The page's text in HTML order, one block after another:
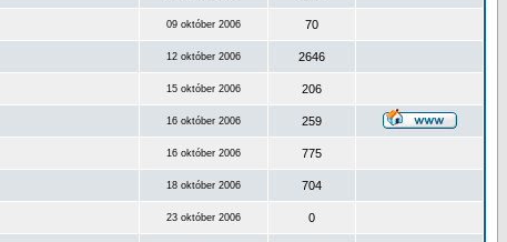
09 október 2006 70
12 október 2006 2646
15 október 2006 206
16 október 2006 259
16 október 2006 775
18 október 2006 704
23 október 2006 0